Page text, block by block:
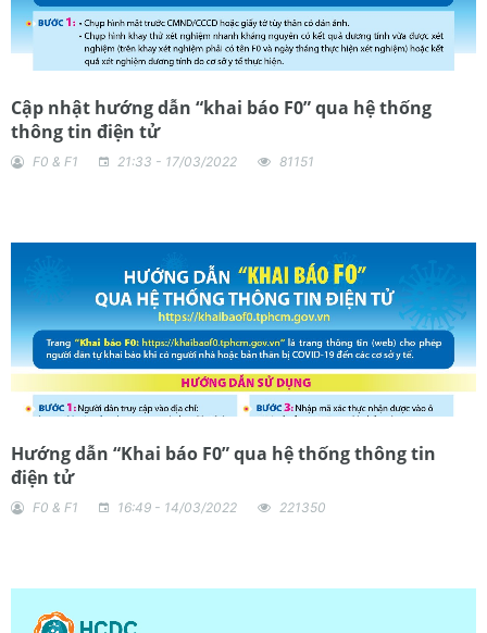
Cập nhật hướng dẫn “khai báo F0” qua hệ thống
thông tin điện tử
F0 & F1 21:33 - 17/03/2022 81151
Hướng dẫn “Khai báo F0” qua hệ thống thông tin
điện tử
F0 & F1 16:49 - 14/03/2022 221350